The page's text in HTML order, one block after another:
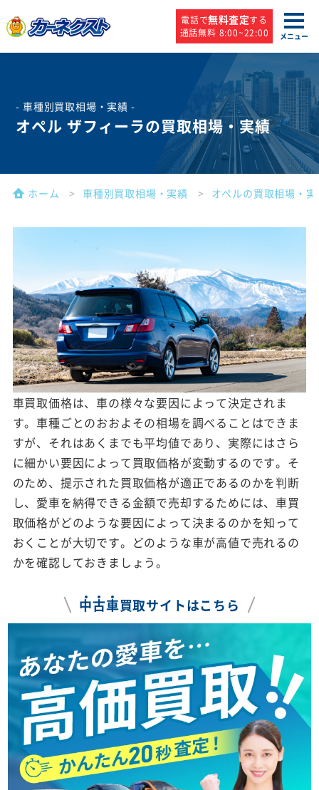
電話で無料査定する
通話無料 8:00~22:00
メニュー
- 車種別買取相場・実績 -
オペル ザフィーラの買取相場・実績
ホーム 車種別買取相場・実績 オペルの買取相場・
車買取価格は、車の様々な要因によって決定されま
す。車種ごとのおおよその相場を調べることはできま
すが、それはあくまでも平均値であり、実際にはさら
に細かい要因によって買取価格が変動するのです。そ
のため、提示された買取価格が適正であるのかを判断
し、愛車を納得できる金額で売却するためには、車買
取価格がどのような要因によって決まるのかを知って
おくことが大切です。どのような車が高値で売れるの
かを確認しておきましょう。
中古車買取サイトはこちら